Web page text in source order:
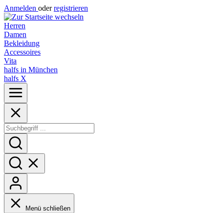
Anmelden oder registrieren
Herren
Damen
Bekleidung
Accessoires
Vita
halfs in München
halfs X
Menü schließen